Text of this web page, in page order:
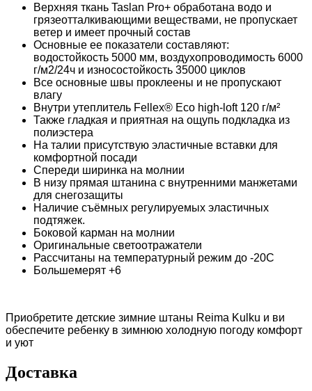
Верхняя ткань Taslan Pro+ обработана водо и
грязеотталкивающими веществами, не пропускает
ветер и имеет прочный состав
Основные ее показатели составляют:
водостойкость 5000 мм, воздухопроводимость 6000
г/м2/24ч и износостойкость 35000 циклов
Все основные швы проклеены и не пропускают
влагу
Внутри утеплитель Fellex® Eco high-loft 120 г/м²
Также гладкая и приятная на ощупь подкладка из
полиэстера
На талии присутствую эластичные вставки для
комфортной посади
Спереди ширинка на молнии
В низу прямая штанина с внутренними манжетами
для снегозащиты
Наличие съёмных регулируемых эластичных
подтяжек.
Боковой карман на молнии
Оригинальные светоотражатели
Рассчитаны на температурный режим до -20С
Большемерят +6
Приобретите детские зимние штаны Reima Kulku и ви
обеспечите ребенку в зимнюю холодную погоду комфорт
и уют
Доставка